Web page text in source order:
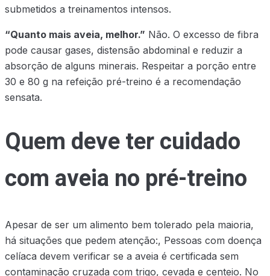
submetidos a treinamentos intensos.
“Quanto mais aveia, melhor.” Não. O excesso de fibra
pode causar gases, distensão abdominal e reduzir a
absorção de alguns minerais. Respeitar a porção entre
30 e 80 g na refeição pré-treino é a recomendação
sensata.
Quem deve ter cuidado
com aveia no pré-treino
Apesar de ser um alimento bem tolerado pela maioria,
há situações que pedem atenção:, Pessoas com doença
celíaca devem verificar se a aveia é certificada sem
contaminação cruzada com trigo, cevada e centeio. No